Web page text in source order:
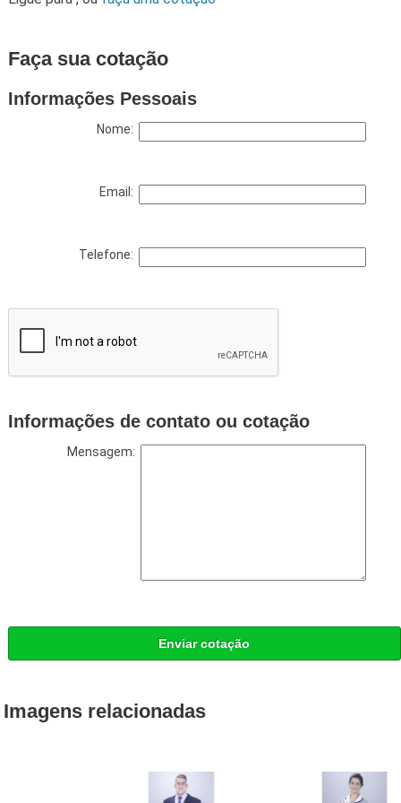
Faça sua cotação
Informações Pessoais
Nome:
Email:
Telefone:
Informações de contato ou cotação
Mensagem:
Enviar cotação
Imagens relacionadas